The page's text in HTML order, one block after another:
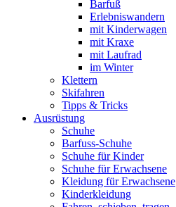
Barfuß
Erlebniswandern
mit Kinderwagen
mit Kraxe
mit Laufrad
im Winter
Klettern
Skifahren
Tipps & Tricks
Ausrüstung
Schuhe
Barfuss-Schuhe
Schuhe für Kinder
Schuhe für Erwachsene
Kleidung für Erwachsene
Kinderkleidung